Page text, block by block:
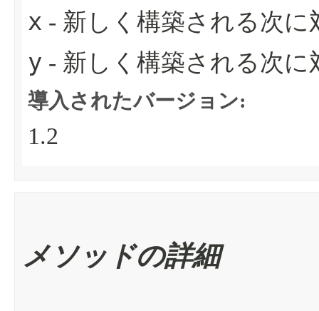
x - 新しく構築される次
y - 新しく構築される次
導入されたバージョン:
1.2
メソッドの詳細